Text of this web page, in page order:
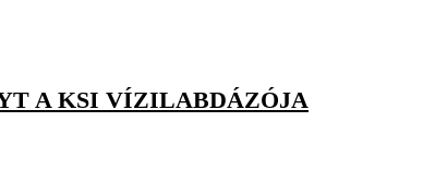
A KSI VÍZILABDÁZÓJA